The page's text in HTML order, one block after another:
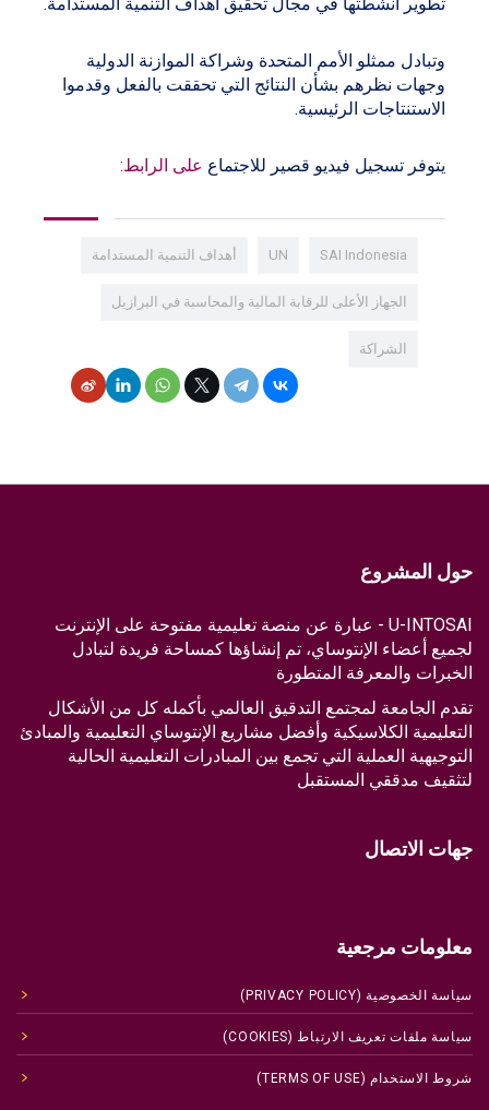
تطوير أنشطتها في مجال تحقيق أهداف التنمية المستدامة.
وتبادل ممثلو الأمم المتحدة وشراكة الموازنة الدولية
وجهات نظرهم بشأن النتائج التي تحققت بالفعل وقدموا
الاستنتاجات الرئيسية.
يتوفر تسجيل فيديو قصير للاجتماع على الرابط:
SAI Indonesia
UN أهداف التنمية المستدامة
الجهاز الأعلى للرقابة المالية والمحاسبة في البرازيل
الشراكة
حول المشروع
U-INTOSAI - عبارة عن منصة تعليمية مفتوحة على الإنترنت
لجميع أعضاء الإنتوساي، تم إنشاؤها كمساحة فريدة لتبادل
الخبرات والمعرفة المتطورة
تقدم الجامعة لمجتمع التدقيق العالمي بأكمله كل من الأشكال
التعليمية الكلاسيكية وأفضل مشاريع الإنتوساي التعليمية والمبادئ
التوجيهية العملية التي تجمع بين المبادرات التعليمية الحالية
لتثقيف مدققي المستقبل
جهات الاتصال
معلومات مرجعية
سياسة الخصوصية (PRIVACY POLICY)
سياسة ملفات تعريف الارتباط (COOKIES)
شروط الاستخدام (TERMS OF USE)